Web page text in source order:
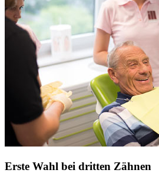
Erste Wahl bei dritten Zähnen